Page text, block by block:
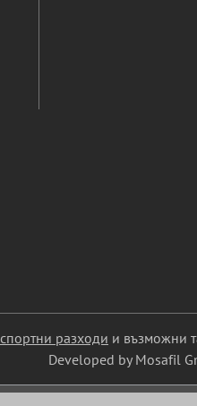
разходи и възможни
Developed by Mosafil